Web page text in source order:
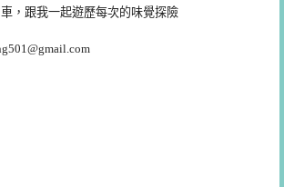
，跟我一起遊歷每次的味覺探險